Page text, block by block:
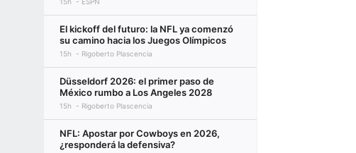
El kickoff del futuro: la NFL ya comenzó
su camino hacia los Juegos Olímpicos
15h Rigoberto Plascencia
Düsseldorf 2026: el primer paso de
México rumbo a Los Angeles 2028
15h Rigoberto Plascencia
NFL: Apostar por Cowboys en 2026,
¿responderá la defensiva?